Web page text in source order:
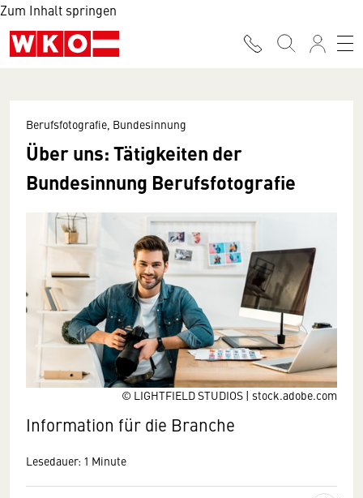
Zum Inhalt springen
© LIGHTFIELD STUDIOS | stock.adobe.com
Berufsfotografie, Bundesinnung
Über uns: Tätigkeiten der
Bundesinnung Berufsfotografie
Information für die Branche
Lesedauer: 1 Minute